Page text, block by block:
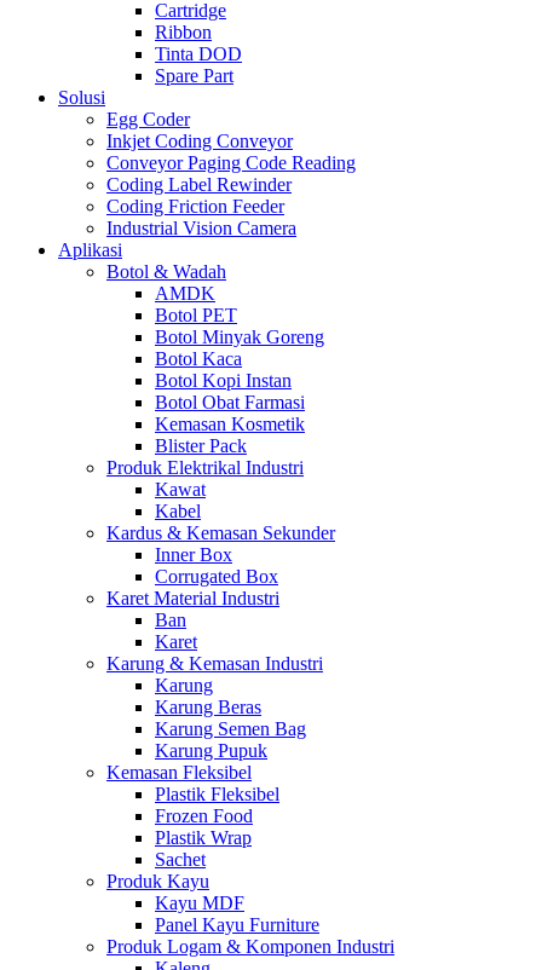
Cartridge
Ribbon
Tinta DOD
Spare Part
Solusi
Egg Coder
Inkjet Coding Conveyor
Conveyor Paging Code Reading
Coding Label Rewinder
Coding Friction Feeder
Industrial Vision Camera
Aplikasi
Botol & Wadah
AMDK
Botol PET
Botol Minyak Goreng
Botol Kaca
Botol Kopi Instan
Botol Obat Farmasi
Kemasan Kosmetik
Blister Pack
Produk Elektrikal Industri
Kawat
Kabel
Kardus & Kemasan Sekunder
Inner Box
Corrugated Box
Karet Material Industri
Ban
Karet
Karung & Kemasan Industri
Karung
Karung Beras
Karung Semen Bag
Karung Pupuk
Kemasan Fleksibel
Plastik Fleksibel
Frozen Food
Plastik Wrap
Sachet
Produk Kayu
Kayu MDF
Panel Kayu Furniture
Produk Logam & Komponen Industri